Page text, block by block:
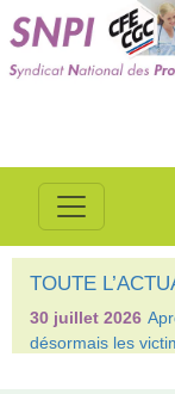
TOUTE
30 juillet 2026
désormais les